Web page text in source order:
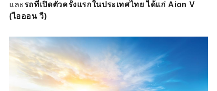
และ รถที่เปิดตัวครั้งแรกในประเทศไทย ได้แก่ Aion V
(ไอออน วี)